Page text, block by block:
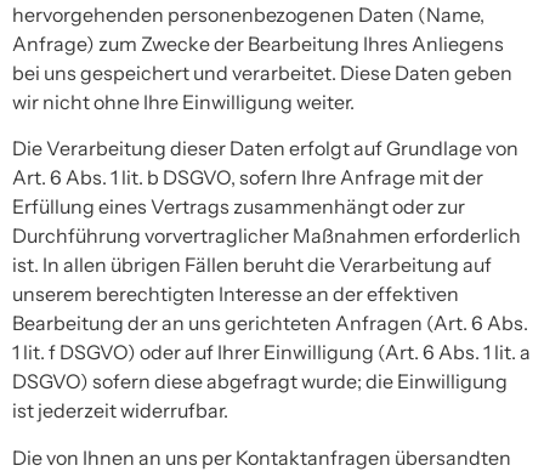
hervorgehenden personenbezogenen Daten (Name,
Anfrage) zum Zwecke der Bearbeitung Ihres Anliegens
bei uns gespeichert und verarbeitet. Diese Daten geben
wir nicht ohne Ihre Einwilligung weiter.
Die Verarbeitung dieser Daten erfolgt auf Grundlage von
Art. 6 Abs. 1 lit. b DSGVO, sofern Ihre Anfrage mit der
Erfüllung eines Vertrags zusammenhängt oder zur
Durchführung vorvertraglicher Maßnahmen erforderlich
ist. In allen übrigen Fällen beruht die Verarbeitung auf
unserem berechtigten Interesse an der effektiven
Bearbeitung der an uns gerichteten Anfragen (Art. 6 Abs.
1 lit. f DSGVO) oder auf Ihrer Einwilligung (Art. 6 Abs. 1 lit. a
DSGVO) sofern diese abgefragt wurde; die Einwilligung
ist jederzeit widerrufbar.
Die von Ihnen an uns per Kontaktanfragen übersandten